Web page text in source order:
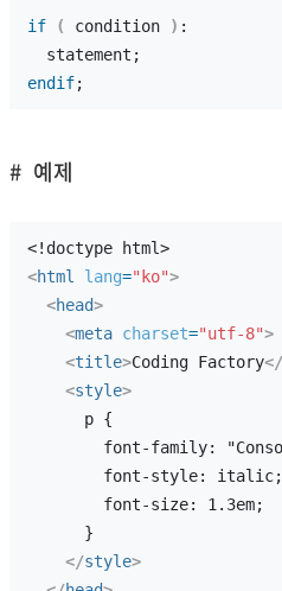
if ( condition ) :
  statement;
endif;
예제
<!doctype html>
<html lang="ko">
<head>
<meta charset="utf-8">
<title>Coding Factory</
<style>
      p {
font-family:
        font-style: italic;
        font-size: 1.3em;
      }
</style>